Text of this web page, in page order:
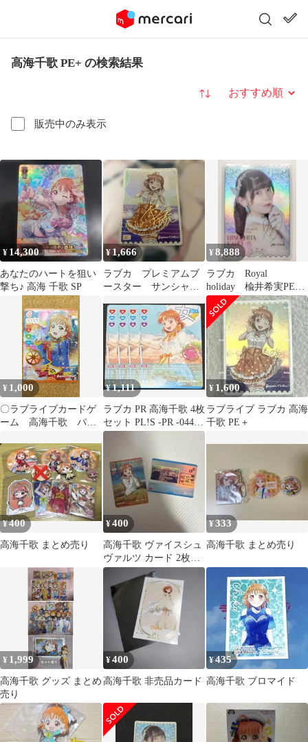
高海千歌 PE+ の検索結果
販売中のみ表示
並び替え
¥ 14,300
あなたのハートを狙い
撃ち♪ 高海 千歌 SP
¥ 1,666
ラブカ プレミアムブ
ースター サンシャイ
¥8,888
ラブカ Royal
holiday 楡井希実PE+
日野下花帆
¥ 1,000
〇ラブライブカードゲ
ーム 高海千歌 パラ
¥1,111
ラブカ PR 高海千歌 4枚
セット PL!S -PR -044-
PR
¥ 1,600
ラブライブ ラブカ 高海
千歌 PE＋
¥400
高海千歌 まとめ売り
¥400
高海千歌 ヴァイスシュ
ヴァルツ カード 2枚セ
ット
¥333
高海千歌 まとめ売り
¥ 1,999
高海千歌 グッズ まとめ
売り
¥400
高海千歌 非売品カード
¥435
高海千歌 ブロマイド